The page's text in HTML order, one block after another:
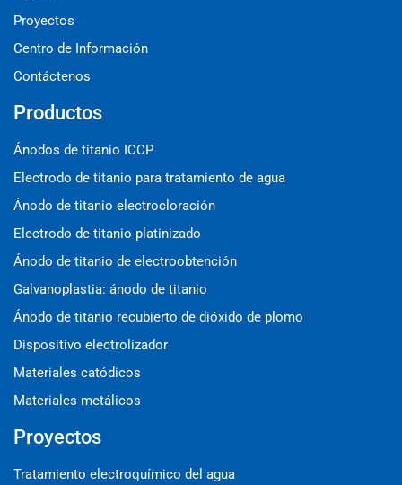
Proyectos
Centro de Información
Contáctenos
Productos
Ánodos de titanio ICCP
Electrodo de titanio para tratamiento de agua
Ánodo de titanio electrocloración
Electrodo de titanio platinizado
Ánodo de titanio de electroobtención
Galvanoplastia: ánodo de titanio
Ánodo de titanio recubierto de dióxido de plomo
Dispositivo electrolizador
Materiales catódicos
Materiales metálicos
Proyectos
Tratamiento electroquímico del agua